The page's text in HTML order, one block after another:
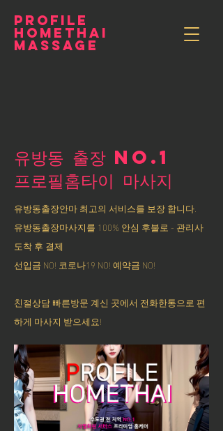
PROFILE
HOMETHAI
MASSAGE
유방동 출장 NO.1
​프로필홈타이 마사지
유방동출장안마 최고의 서비스를 보장 합니다.
유방동출장마사지를 100% 안심 후불로 - 관리사
도착 후 결제
선입금 NO! 코로나19 NO! 예약금 NO!
친절상담 빠른방문 계신 곳에서 전화한통으로 편
하게 마사지 받으세요!